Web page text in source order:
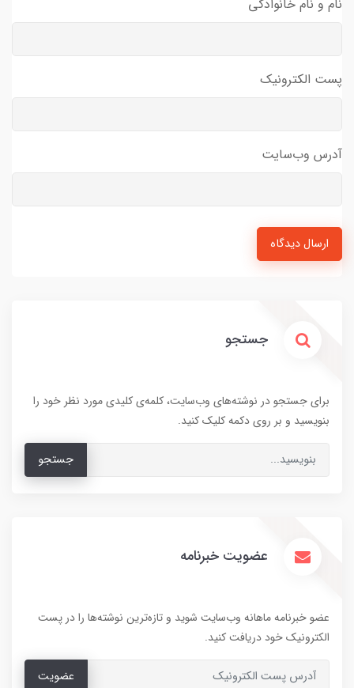
نام و نام خانوادگی
پست الکترونیک
آدرس وب‌سایت
ارسال دیدگاه
جستجو
برای جستجو در نوشته‌های وب‌سایت، کلمه‌ی کلیدی مورد نظر خود را
بنویسید و بر روی دکمه کلیک کنید.
جستجو
عضویت خبرنامه
عضو خبرنامه ماهانه وب‌سایت شوید و تازه‌ترین نوشته‌ها را در پست
الکترونیک خود دریافت کنید.
عضویت